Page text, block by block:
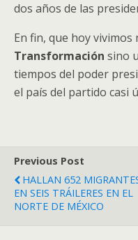
dos años de las
En fin, que hoy vivimos
Transformación sino
tiempos del poder
el país del partido casi
Previous Post
HALLAN 652
EN SEIS TRÁILERES EN EL
NORTE DE MÉXICO